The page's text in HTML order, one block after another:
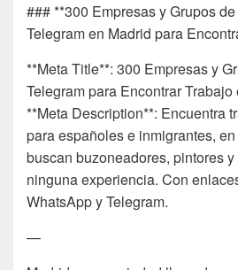
### **300 Empresas y Grupos
Telegram en Madrid para
**Meta Title**: 300 Empresas y
Telegram para Encontrar Trabajo
**Meta Description**: Encuentra
para españoles e inmigrantes,
buscan buzoneadores, pintores
ninguna experiencia. Con
WhatsApp y Telegram.
—